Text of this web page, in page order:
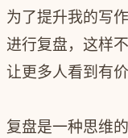
为了提升我的写
进行复盘，这样
让更多人看到有价
复盘是一种思维